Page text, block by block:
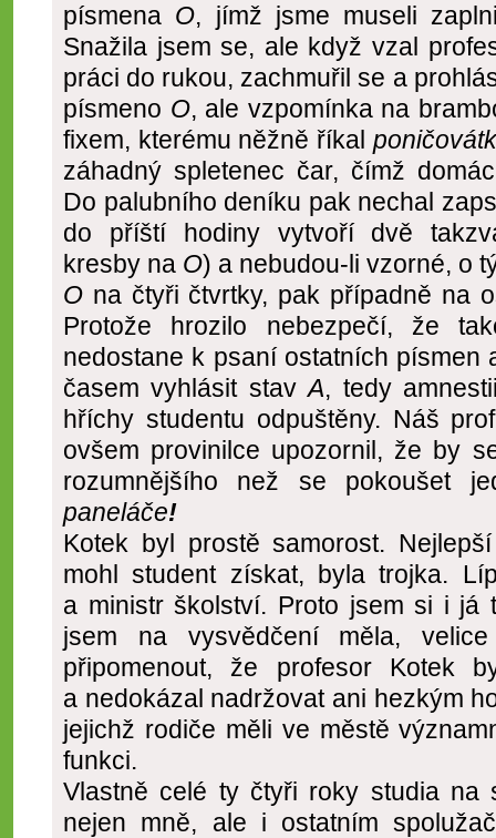
písmena O, jímž jsme museli
Snažila jsem se, ale když vzal
práci do rukou, zachmuřil se a
písmeno O, ale vzpomínka na
fixem, kterému něžně říkal
záhadný spletenec čar, čímž
Do palubního deníku pak nechal
do příští hodiny vytvoří dvě
kresby na O) a nebudou-li vzorné, o
O na čtyři čtvrtky, pak případně na
Protože hrozilo nebezpečí, že
nedostane k psaní ostatních písmen
časem vyhlásit stavA, tedy
hříchy studentu odpuštěny. Náš
ovšem provinilce upozornil, že by
rozumnějšího než se pokoušet
paneláče!
Kotek byl prostě samorost.
mohl student získat, byla trojka.
a ministr školství. Proto jsem si i já
jsem na vysvědčení měla,
připomenout, že profesor Kotek
a nedokázal nadržovat ani hezkým
jejichž rodiče měli ve městě
funkci.
Vlastně celé ty čtyři roky studia na
nejen mně, ale i ostatním